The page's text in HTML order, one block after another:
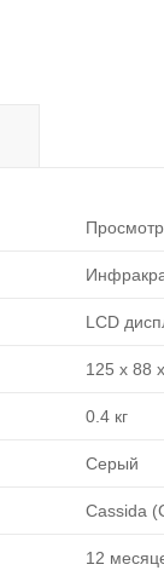
LCD
125 x 88
0.4 кг
Серый
Cassida
12